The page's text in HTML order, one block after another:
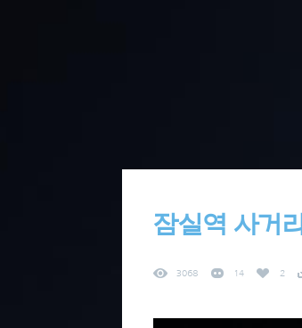
잠실역 사거리
3068 14 2